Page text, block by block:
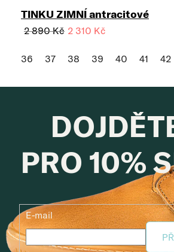
TINKU ZIMNÍ antracitové
2 890 Kč 2 310 Kč
36 37 38 39 40 41 42
PRO 10%
E-mail